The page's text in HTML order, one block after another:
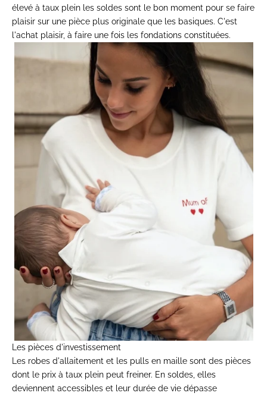
élevé à taux plein les soldes sont le bon moment pour se faire
plaisir sur une pièce plus originale que les basiques. C'est
l'achat plaisir, à faire une fois les fondations constituées.
Les pièces d'investissement
Les robes d'allaitement et les pulls en maille sont des pièces
dont le prix à taux plein peut freiner. En soldes, elles
deviennent accessibles et leur durée de vie dépasse